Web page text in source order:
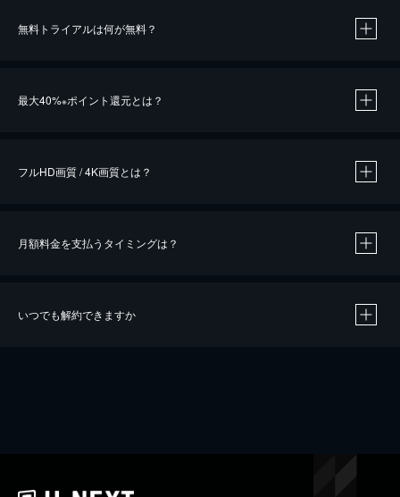
無料トライアルは何が無料？
最大40%※ポイント還元とは？
※40％ポイント還元の対象は、クレジットカード決済による作品の購入 / レンタルです。
iOSアプリのUコイン決済による作品の購入 / レンタルは、20％のポイント還元です。
フルHD画質 / 4K画質とは？
月額料金を支払うタイミングは？
いつでも解約できますか